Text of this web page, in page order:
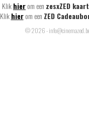
Klikhierom een zesxZED kaart
Klik hier om een ZED
© 2026 -